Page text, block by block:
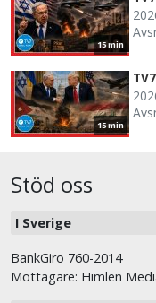
15 min
15 min
Stöd oss
I Sverige
BankGiro 760-2014
Mottagare: Himlen